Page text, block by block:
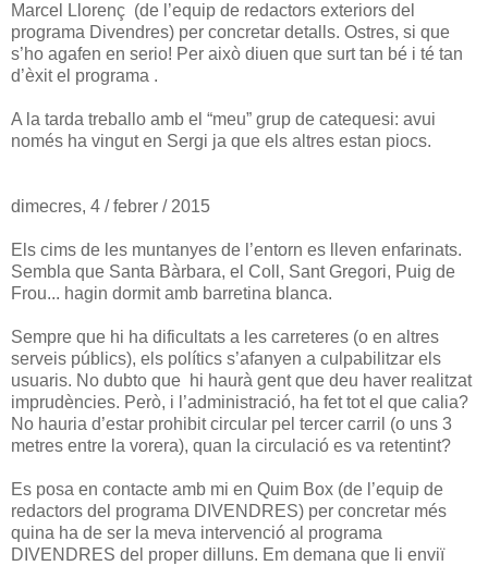
Marcel Llorenç (de l’equip de redactors exteriors del
programa Divendres) per concretar detalls. Ostres, si que
s’ho agafen en serio! Per això diuen que surt tan bé i té tan
d’èxit el programa .
A la tarda treballo amb el “meu” grup de catequesi: avui
només ha vingut en Sergi ja que els altres estan piocs.
dimecres, 4 / febrer / 2015
Els cims de les muntanyes de l’entorn es lleven enfarinats.
Sembla que Santa Bàrbara, el Coll, Sant Gregori, Puig de
Frou... hagin dormit amb barretina blanca.
Sempre que hi ha dificultats a les carreteres (o en altres
serveis públics), els polítics s’afanyen a culpabilitzar els
usuaris. No dubto que hi haurà gent que deu haver realitzat
imprudències. Però, i l’administració, ha fet tot el que calia?
No hauria d’estar prohibit circular pel tercer carril (o uns 3
metres entre la vorera), quan la circulació es va retentint?
Es posa en contacte amb mi en Quim Box (de l’equip de
redactors del programa DIVENDRES) per concretar més
quina ha de ser la meva intervenció al programa
DIVENDRES del proper dilluns. Em demana que li enviï